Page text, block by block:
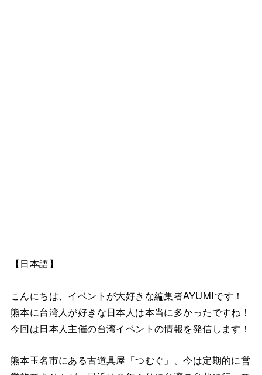
【日本語】
こんにちは、イベントが大好きな編集者AYUMIです！
熊本に台湾人が好きな日本人は本当に多かったですね！
今回は日本人主催の台湾イベントの情報を発信します！
熊本玉名市にある古道具屋「つむぐ」、今は定期的に営